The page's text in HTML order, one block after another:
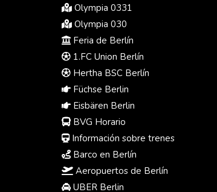
Olympia 0331
Olympia 030
Feria de Berlín
1.FC Union Berlín
Hertha BSC Berlín
Füchse Berlin
Eisbären Berlin
BVG Horario
Información sobre trenes
Barco en Berlín
Aeropuertos de Berlín
UBER Berlin